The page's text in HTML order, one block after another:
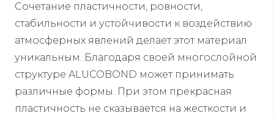
Сочетание пластичности, ровности,
стабильности и устойчивости к воздействию
атмосферных явлений делает этот материал
уникальным. Благодаря своей многослойной
структуре ALUCOBOND может принимать
различные формы. При этом прекрасная
пластичность не сказывается на жесткости и